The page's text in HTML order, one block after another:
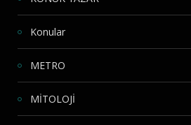
Konular
METRO
MİTOLOJİ